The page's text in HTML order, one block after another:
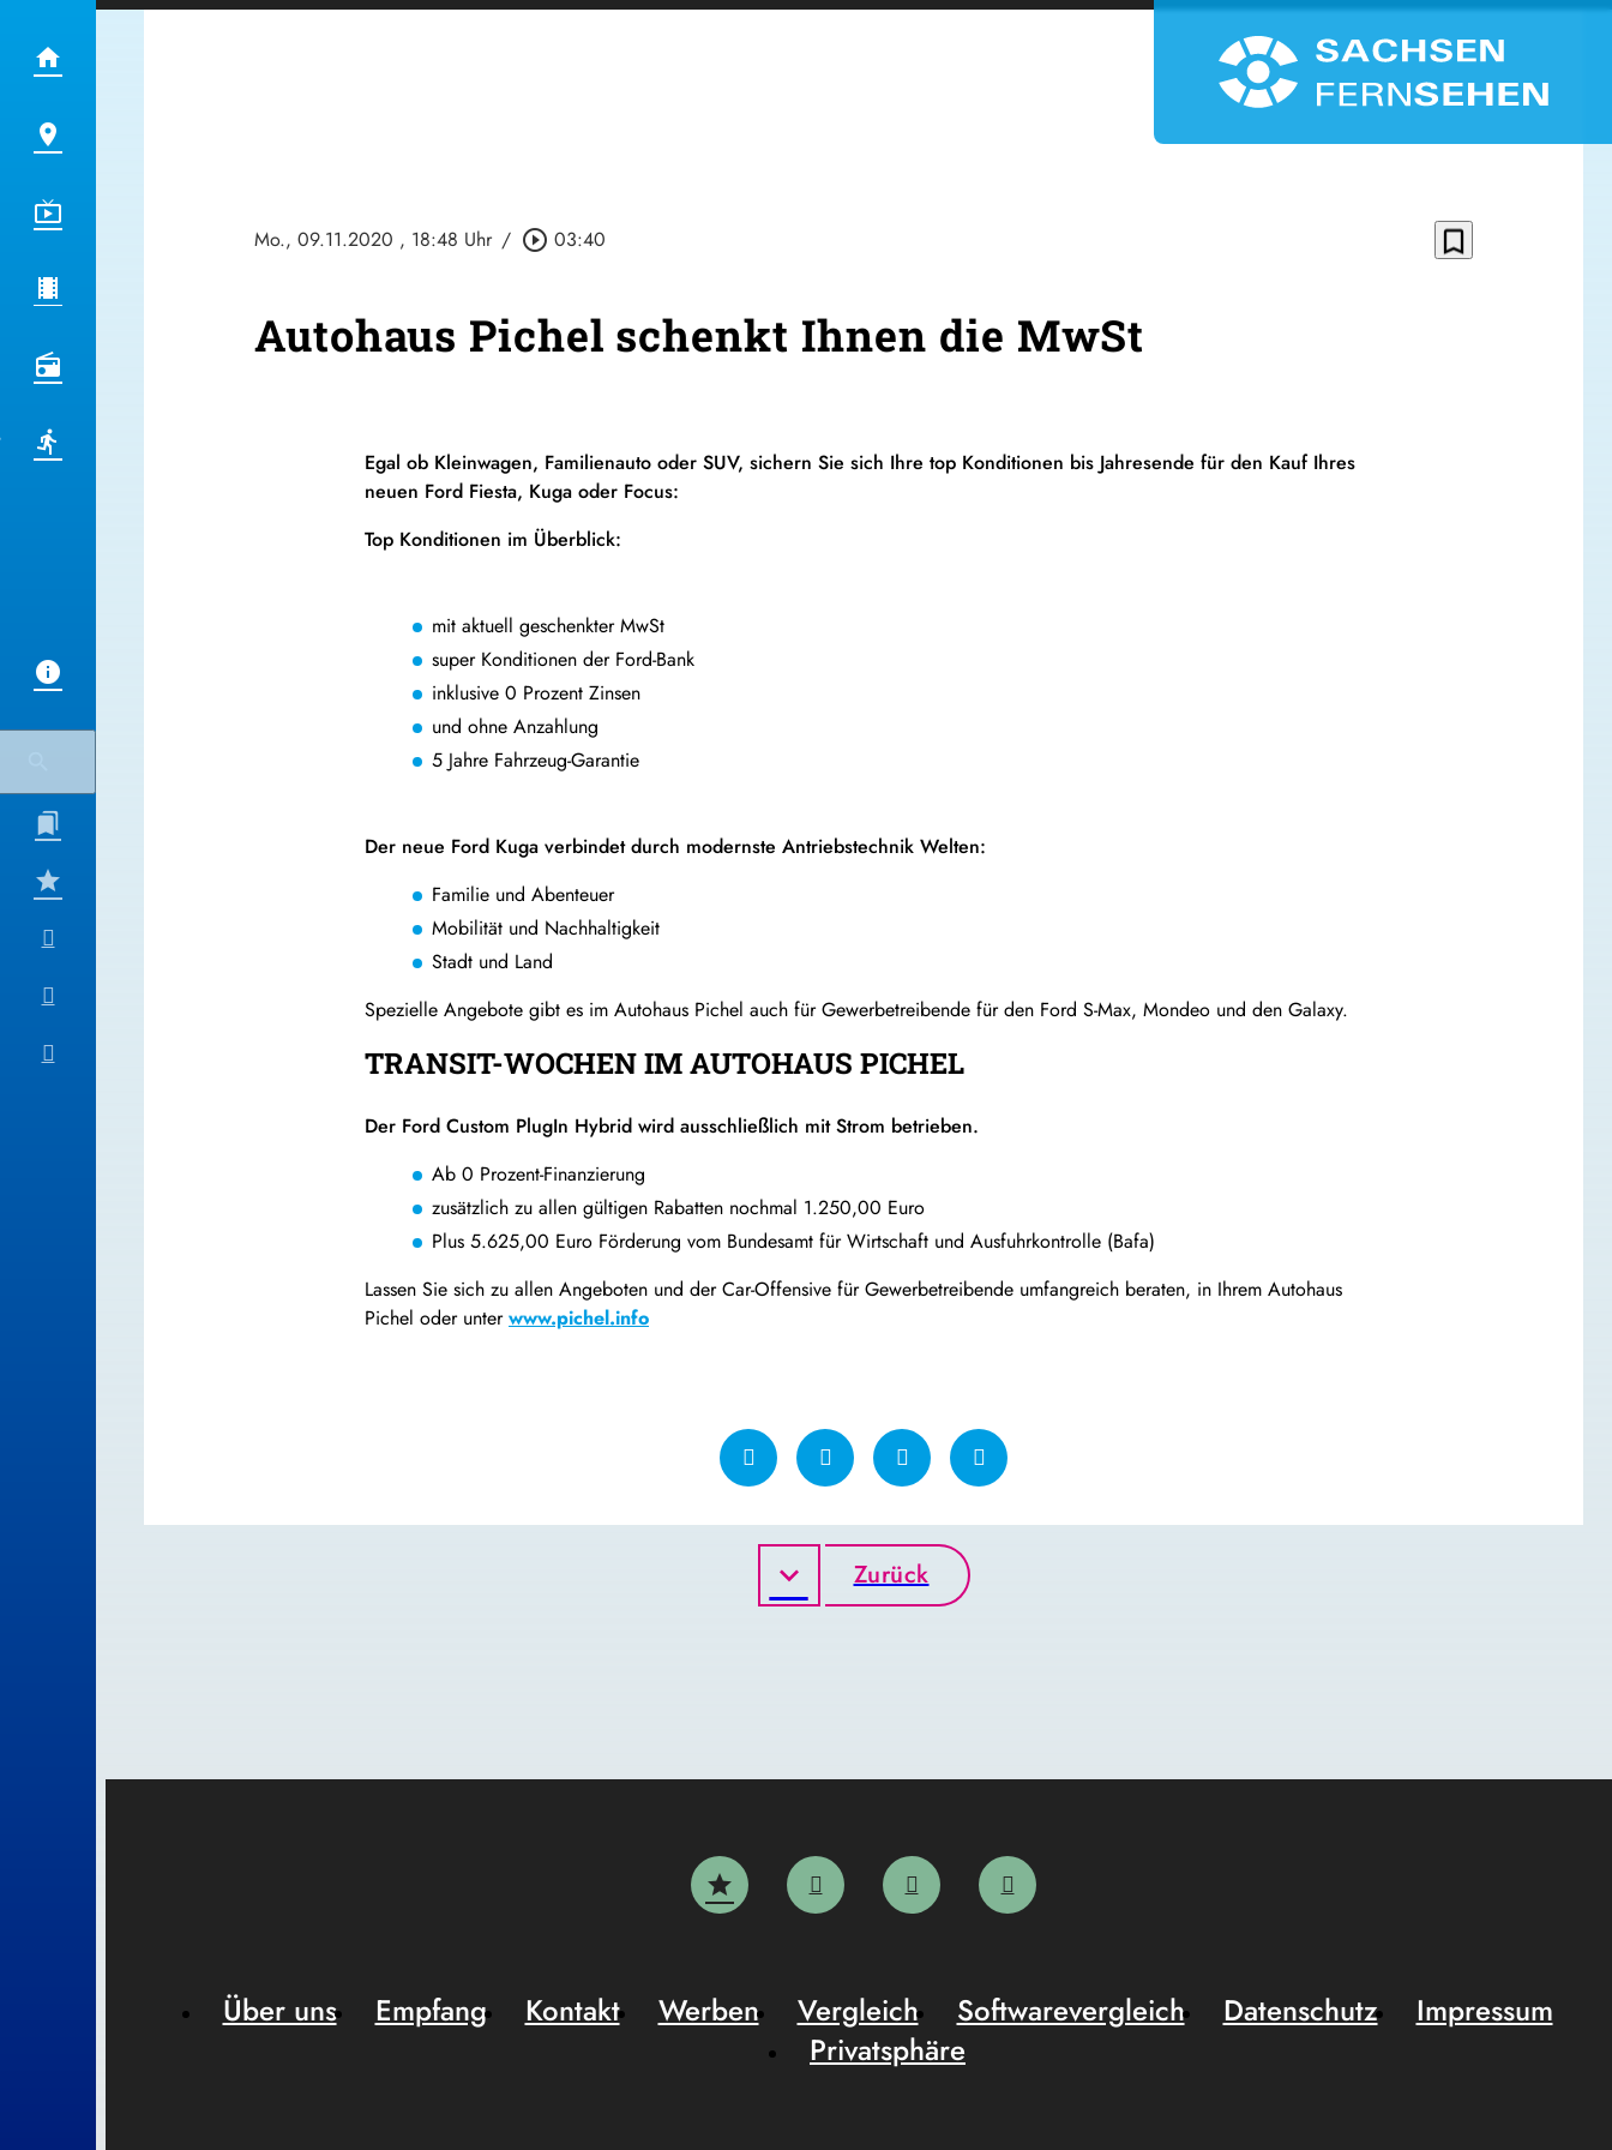
Mo., 09.11.2020 , 18:48 Uhr / play_circle_outline 03:40 bookmark_border
Autohaus Pichel schenkt Ihnen die MwSt
Egal ob Kleinwagen, Familienauto oder SUV, sichern Sie sich Ihre top Konditionen bis Jahresende für den Kauf Ihres
neuen Ford Fiesta, Kuga oder Focus:
Top Konditionen im Überblick:
mit aktuell geschenkter MwSt
super Konditionen der Ford-Bank
inklusive 0 Prozent Zinsen
und ohne Anzahlung
5 Jahre Fahrzeug-Garantie
Der neue Ford Kuga verbindet durch modernste Antriebstechnik Welten:
Familie und Abenteuer
Mobilität und Nachhaltigkeit
Stadt und Land
Spezielle Angebote gibt es im Autohaus Pichel auch für Gewerbetreibende für den Ford S-Max, Mondeo und den Galaxy.
TRANSIT-WOCHEN IM AUTOHAUS PICHEL
Der Ford Custom PlugIn Hybrid wird ausschließlich mit Strom betrieben.
Ab 0 Prozent-Finanzierung
zusätzlich zu allen gültigen Rabatten nochmal 1.250,00 Euro
Plus 5.625,00 Euro Förderung vom Bundesamt für Wirtschaft und Ausfuhrkontrolle (Bafa)
Lassen Sie sich zu allen Angeboten und der Car-Offensive für Gewerbetreibende umfangreich beraten, in Ihrem Autohaus
Pichel oder unterwww.pichel.info
Zurück
Über uns Empfang Kontakt Werben Vergleich Softwarevergleich Datenschutz
Impressum
Privatsphäre